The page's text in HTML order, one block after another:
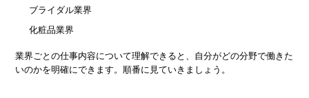
ブライダル業界
化粧品業界
業界ごとの仕事内容について理解できると、自分がどの分野で働きた
いのかを明確にできます。順番に見ていきましょう。